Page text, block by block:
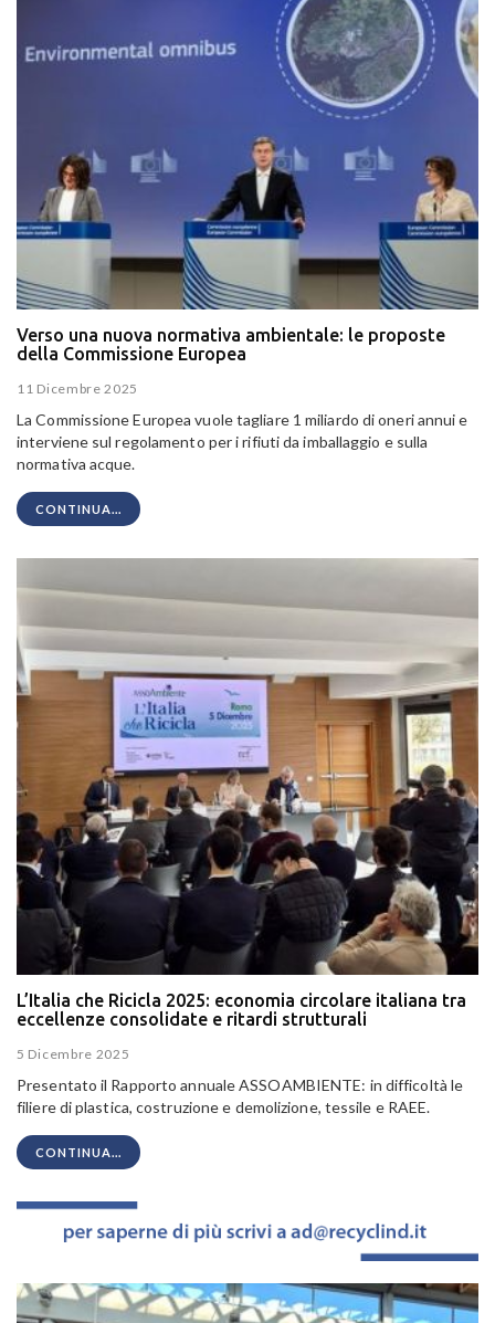
Verso una nuova normativa ambientale: le proposte
della Commissione Europea
11 Dicembre 2025
La Commissione Europea vuole tagliare 1 miliardo di oneri annui e
interviene sul regolamento per i rifiuti da imballaggio e sulla
normativa acque.
CONTINUA...
L’Italia che Ricicla 2025: economia circolare italiana tra
eccellenze consolidate e ritardi strutturali
5 Dicembre 2025
Presentato il Rapporto annuale ASSOAMBIENTE: in difficoltà le
filiere di plastica, costruzione e demolizione, tessile e RAEE.
CONTINUA...